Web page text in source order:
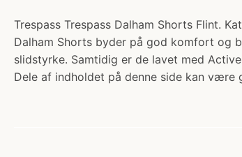
Trespass Trespass Dalham Shorts Flint.
Dalham Shorts byder på god komfort og
slidstyrke. Samtidig er de lavet med
Dele af indholdet på denne side kan være